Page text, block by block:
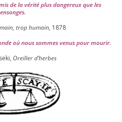
de la véri­té plus dan­ge­reux que les
trop humain, 1878
où nous sommes venus pour mourir.
Oreiller d’herbes